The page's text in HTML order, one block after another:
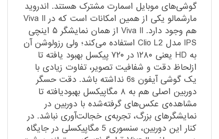
گوشی‌های موبایل اسمارت مشترک هستند. اندروید
مارشمالو یکی از همین امکانات است که در Viva II
هم وجود دارد. Viva II از همان نمایشگر ۵ اینچی
IPS مدل Clio L2 استفاده می‌کند؛ ولی رزولوشن آن
به HD یعنی ۱۲۸۰ در ۷۲۰ پیکسل بهبود یافته تا
ازلحاظ دقت و شفافیت تصویر، تفاوت زیادی با
یک گوشی آیفون 6s نداشته باشد. دقت حسگر
دوربین اصلی هم به ۸ مگاپیکسل بهبودیافته تا
مشاهده‌ی عکس‌های گرفته‌شده با دوربین در
نمایشگرهای بزرگ، تجربه‌ی خجالت‌آوری نباشد. در
کنار این دوربین، سنسوری 5 مگاپیکسلی در جایگاه